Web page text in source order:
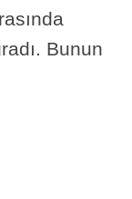
Bunun